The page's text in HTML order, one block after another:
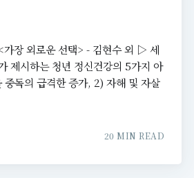
가장 외로운 선택> - 김현수 외 ▷ 세
제시하는 청년 정신건강의 5가지 아
중독의 급격한 증가, 2) 자해 및 자살
20 MIN READ